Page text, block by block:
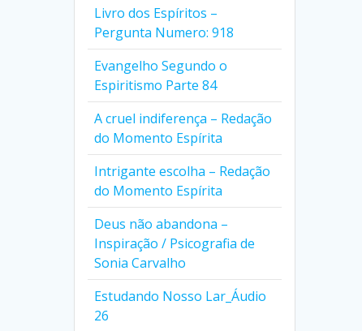
Livro dos Espíritos –
Pergunta Numero: 918
Evangelho Segundo o
Espiritismo Parte 84
A cruel indiferença – Redação
do Momento Espírita
Intrigante escolha – Redação
do Momento Espírita
Deus não abandona –
Inspiração / Psicografia de
Sonia Carvalho
Estudando Nosso Lar_Áudio
26